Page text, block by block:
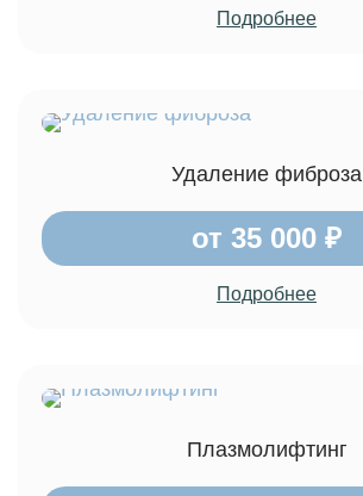
Подробнее
Удаление фиброза
от 35 000 ₽
Подробнее
Плазмолифтинг